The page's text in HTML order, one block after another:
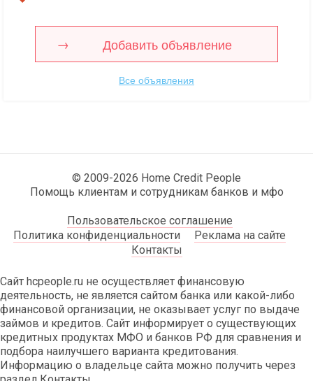
Добавить объявление
Все объявления
© 2009-2026 Home Credit People
Помощь клиентам и сотрудникам банков и мфо
Пользовательское соглашение
Политика конфиденциальности
Реклама на сайте
Контакты
Сайт hcpeople.ru не осуществляет финансовую
деятельность, не является сайтом банка или какой-либо
финансовой организации, не оказывает услуг по выдаче
займов и кредитов. Сайт информирует о существующих
кредитных продуктах МФО и банков РФ для сравнения и
подбора наилучшего варианта кредитования.
Информацию о владельце сайта можно получить через